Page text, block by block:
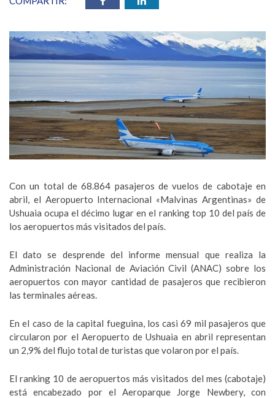
Con un total de 68.864 pasajeros de vuelos de cabotaje en
abril, el Aeropuerto Internacional «Malvinas Argentinas» de
Ushuaia ocupa el décimo lugar en el ranking top 10 del país de
los aeropuertos más visitados del país.
El dato se desprende del informe mensual que realiza la
Administración Nacional de Aviación Civil (ANAC) sobre los
aeropuertos con mayor cantidad de pasajeros que recibieron
las terminales aéreas.
En el caso de la capital fueguina, los casi 69 mil pasajeros que
circularon por el Aeropuerto de Ushuaia en abril representan
un 2,9% del flujo total de turistas que volaron por el país.
El ranking 10 de aeropuertos más visitados del mes (cabotaje)
está encabezado por el Aeroparque Jorge Newbery, con